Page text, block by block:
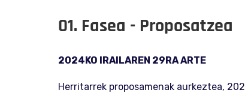
01. Fasea - Proposatzea
2024KO IRAILAREN 29RA ARTE
Herritarrek proposamenak aurkeztea,